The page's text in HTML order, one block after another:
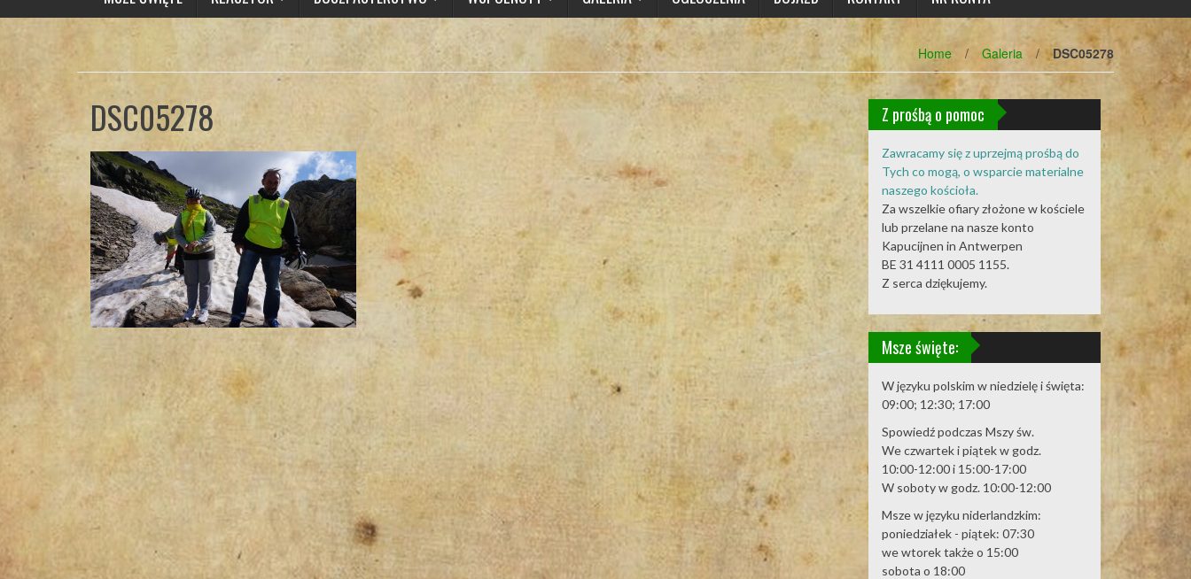
Home / Galeria / DSC05278
DSC05278 Z prośbą o pomoc
Zawracamy się z uprzejmą prośbą do
Tych co mogą, o wsparcie materialne
naszego kościoła.
Za wszelkie ofiary złożone w kościele
lub przelane na nasze konto
Kapucijnen in Antwerpen
BE 31 4111 0005 1155.
Z serca dziękujemy.
Msze święte:
W języku polskim w niedzielę i święta:
09:00; 12:30; 17:00
Spowiedź podczas Mszy św.
We czwartek i piątek w godz.
10:00-12:00 i 15:00-17:00
W soboty w godz. 10:00-12:00
Msze w języku niderlandzkim:
poniedziałek - piątek: 07:30
we wtorek także o 15:00
sobota o 18:00